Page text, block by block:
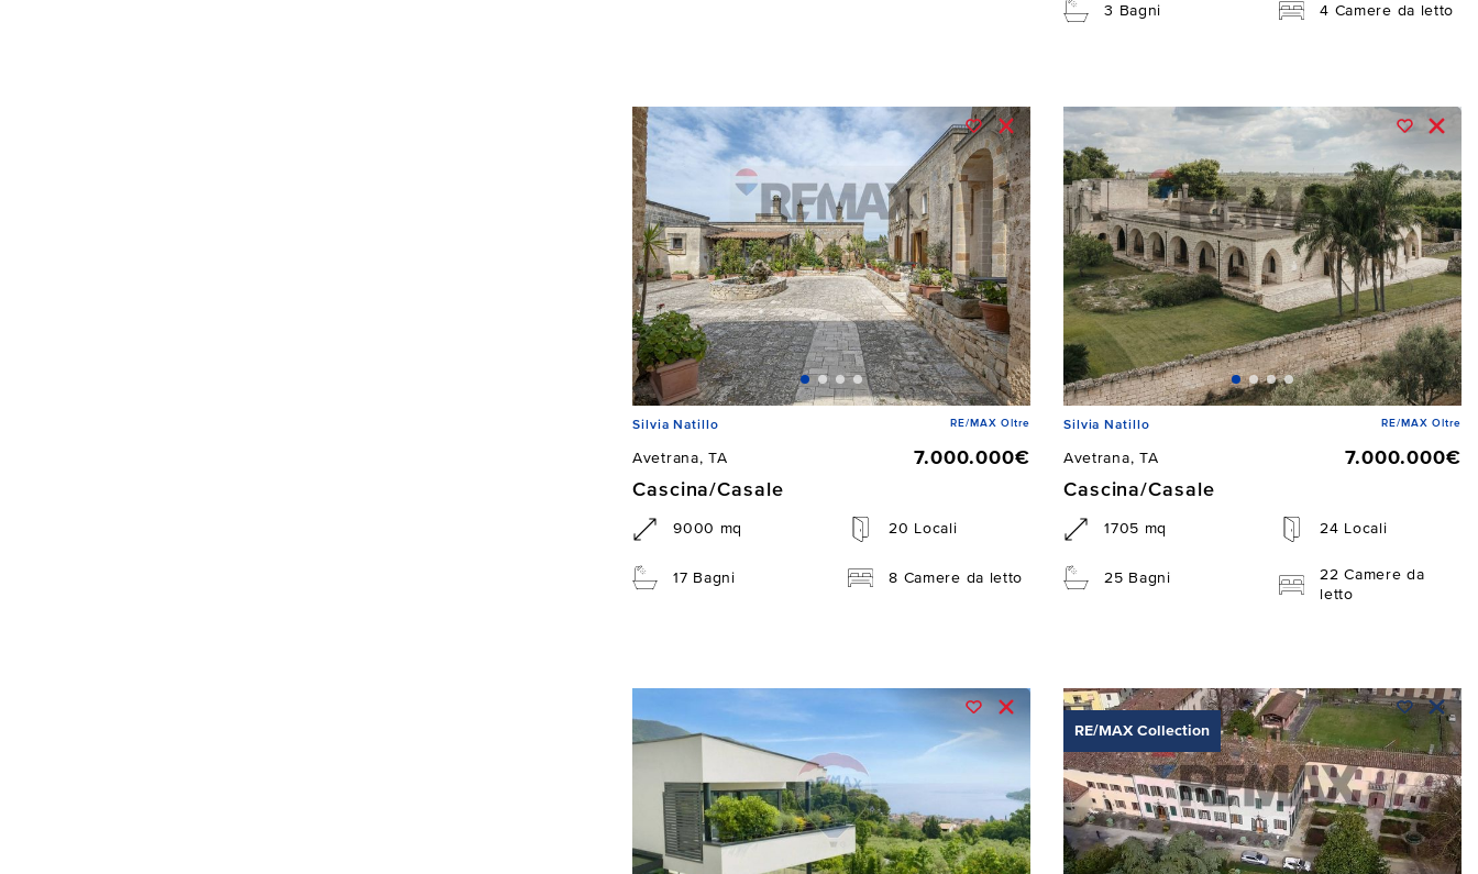
3 Bagni 4 Camere da letto
Silvia Natillo RE/MAX Oltre
Avetrana, TA
7.000.000€
Cascina/Casale
9000 mq 20 Locali
17 Bagni 8 Camere da letto
Silvia Natillo RE/MAX Oltre
Avetrana, TA
7.000.000€
Cascina/Casale
1705 mq 24 Locali
25 Bagni
22 Camere da
letto
RE/MAX Collection